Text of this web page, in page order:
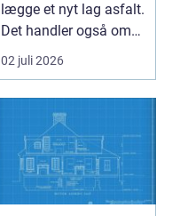
lægge et nyt lag asfalt.
Det handler også om
planlægnin...
02 juli 2026